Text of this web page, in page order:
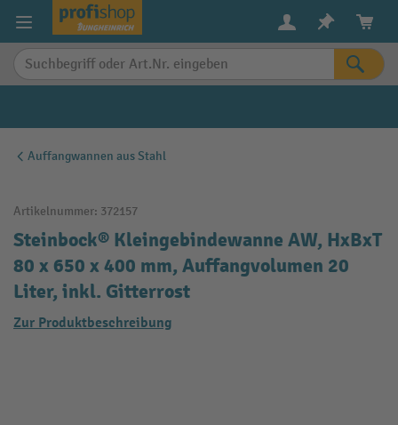
springen
Auffangwannen aus Stahl
Artikelnummer: 372157
Steinbock® Kleingebindewanne AW, HxBxT
80 x 650 x 400 mm, Auffangvolumen 20
Liter, inkl. Gitterrost
Zur Produktbeschreibung